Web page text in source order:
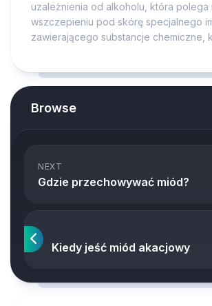
uzależnienia od alkoholu, która polega
wszczepieniu pod skórę specjalnego
zawierającego substancje chemiczne,
Browse
NEXT
Gdzie przechowywać miód?
Kiedy jeść miód akacjowy